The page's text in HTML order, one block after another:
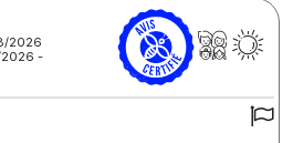
2026
-